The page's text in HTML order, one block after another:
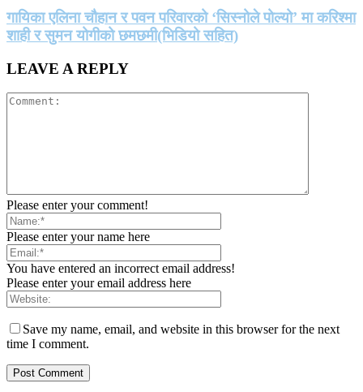
गायिका एलिना चौहान र पवन परिवारको ‘सिस्नोले पोल्यो’ मा करिश्मा
शाही र सुमन योगीको छमछमी(भिडियो सहित)
LEAVE A REPLY
Please enter your comment!
Please enter your name here
You have entered an incorrect email address!
Please enter your email address here
Save my name, email, and website in this browser for the next
time I comment.